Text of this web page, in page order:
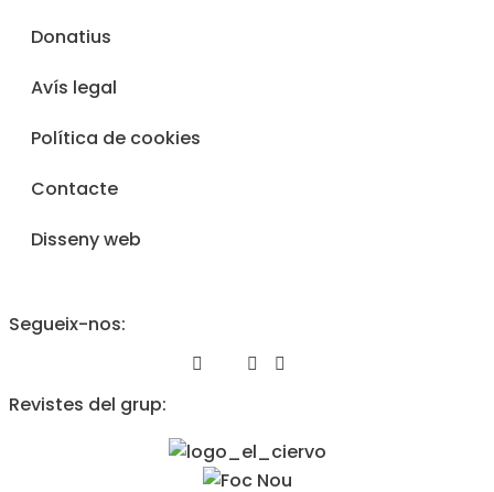
Donatius
Avís legal
Política de cookies
Contacte
Disseny web
Segueix-nos:
Revistes del grup: